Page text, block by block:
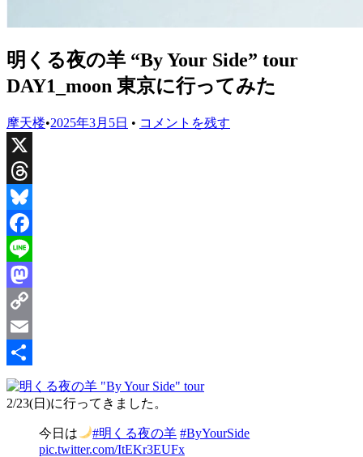
明くる夜の羊 “By Your Side” tour
DAY1_moon 東京に行ってみた
摩天楼•2025年3月5日 • コメントを残す
X
Threads
Bluesky
Facebook
Line
Mastodon
Copy
Link
Email
共
有
2/23(日)に行ってきました。
今日は #明くる夜の羊 #ByYourSide
pic.twitter.com/ItEKr3EUFx